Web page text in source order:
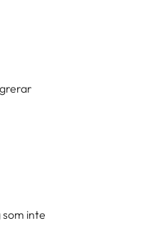
inte